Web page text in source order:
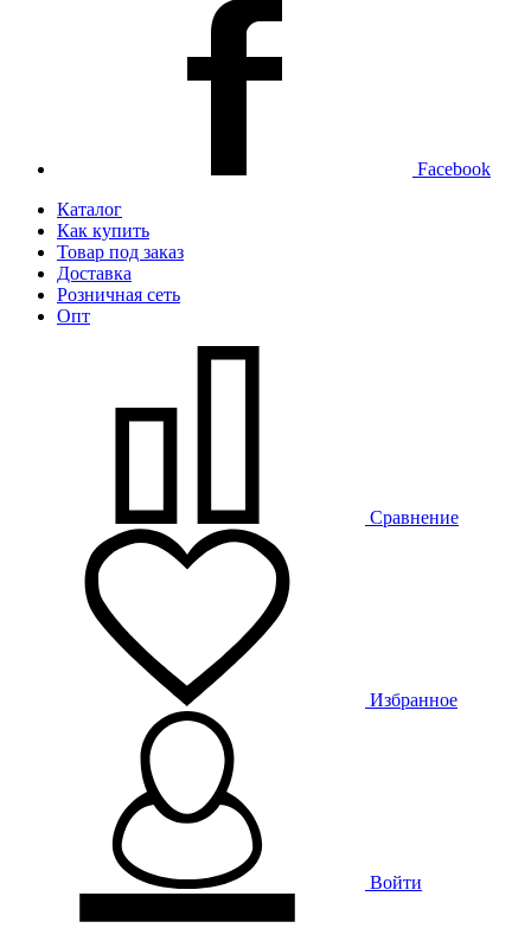
Facebook
Каталог
Как купить
Товар под заказ
Доставка
Розничная сеть
Опт
Сравнение
Избранное
Войти